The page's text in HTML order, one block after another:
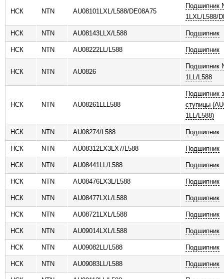
НСК NTN AU08101LXL/L588/DE08A75
Подшипник
1LXL/L588/
НСК NTN AU08143LLX/L588 Подшипник
НСК NTN AU08222LL/L588 Подшипник
НСК NTN AU0826
Подшипник
1LL/L588
НСК NTN AU08261LLL588
Подшипник
ступицы
1LL/L588)
НСК NTN AU08274/L588 Подшипник
НСК NTN AU08312LX3LX7/L588 Подшипник
НСК NTN AU08441LL/L588 Подшипник
НСК NTN AU08476LX3L/L588 Подшипник
НСК NTN AU08477LXL/L588 Подшипник
НСК NTN AU08721LXL/L588 Подшипник
НСК NTN AU09014LXL/L588 Подшипник
НСК NTN AU09082LL/L588 Подшипник
НСК NTN AU09083LL/L588 Подшипник